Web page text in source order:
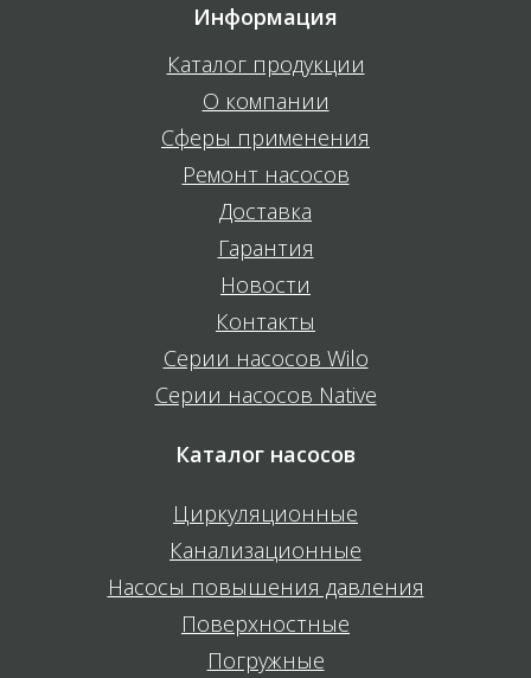
Информация
Каталог продукции
О компании
Сферы применения
Ремонт насосов
Доставка
Гарантия
Новости
Контакты
Серии насосов Wilo
Серии насосов Native
Каталог насосов
Циркуляционные
Канализационные
Насосы повышения давления
Поверхностные
Погружные